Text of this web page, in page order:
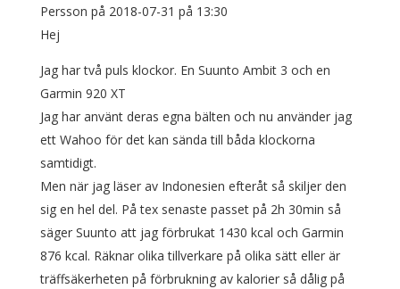
Persson på 2018-07-31 på 13:30
Hej
Jag har två puls klockor. En Suunto Ambit 3 och en
Garmin 920 XT
Jag har använt deras egna bälten och nu använder jag
ett Wahoo för det kan sända till båda klockorna
samtidigt.
Men när jag läser av Indonesien efteråt så skiljer den
sig en hel del. På tex senaste passet på 2h 30min så
säger Suunto att jag förbrukat 1430 kcal och Garmin
876 kcal. Räknar olika tillverkare på olika sätt eller är
träffsäkerheten på förbrukning av kalorier så dålig på